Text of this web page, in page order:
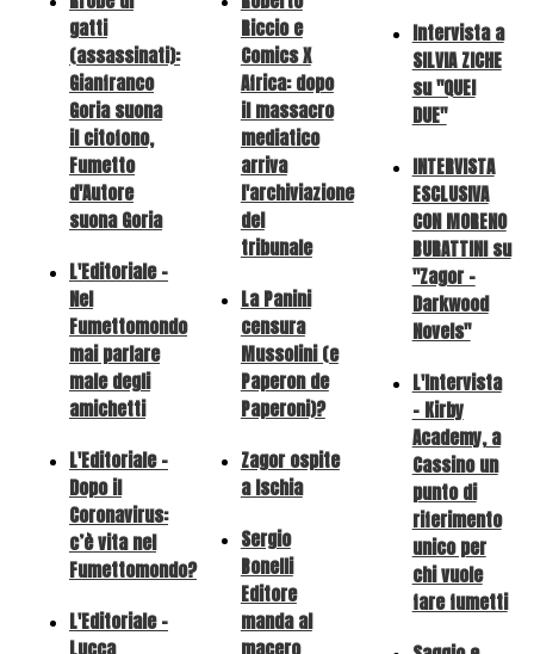
gatti
(assassinati):
Gianfranco
Goria suona
il citofono,
Fumetto
d'Autore
suona Goria
L'Editoriale -
Nel
Fumettomondo
mai parlare
male degli
amichetti
L'Editoriale -
Dopo il
Coronavirus:
c’è vita nel
Fumettomondo?
L'Editoriale -
Riccio e
Comics X
Africa: dopo
il massacro
mediatico
arriva
l'archiviazione
del
tribunale
La Panini
censura
Mussolini (e
Paperon de
Paperoni)?
Zagor ospite
a Ischia
Sergio
Bonelli
Editore
manda al
Intervista a
SILVIA ZICHE
su "QUEI
DUE"
INTERVISTA
ESCLUSIVA
CON MORENO
BURATTINI su
"Zagor -
Darkwood
Novels"
L'Intervista
- Kirby
Academy, a
Cassino un
punto di
riferimento
unico per
chi vuole
fare fumetti